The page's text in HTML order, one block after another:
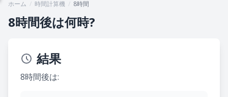
ホーム / 時間計算機 / 8時間
8時間後は何時?
結果
8時間後は: